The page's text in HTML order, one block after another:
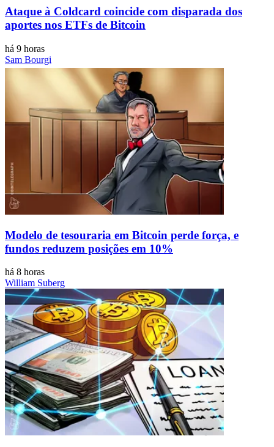
Ataque à Coldcard coincide com disparada dos
aportes nos ETFs de Bitcoin
há 9 horas
Sam Bourgi
Modelo de tesouraria em Bitcoin perde força, e
fundos reduzem posições em 10%
há 8 horas
William Suberg